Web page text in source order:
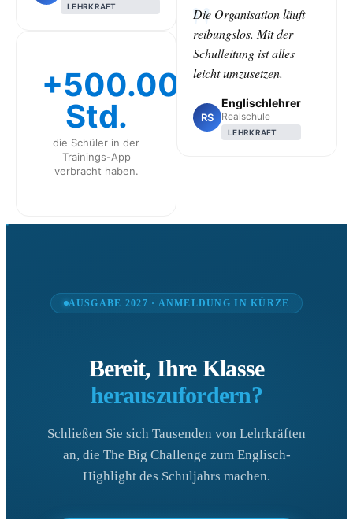
LEHRKRAFT
+500.000
Std.
die Schüler in der
Trainings-App
verbracht haben.
Die Organisation läuft
reibungslos. Mit der
Schulleitung ist alles
leicht umzusetzen.
RS
Englischlehrer
Realschule
LEHRKRAFT
AUSGABE 2027 · ANMELDUNG IN KÜRZE
Bereit, Ihre Klasse
herauszufordern?
Schließen Sie sich Tausenden von Lehrkräften
an, die The Big Challenge zum Englisch-
Highlight des Schuljahrs machen.